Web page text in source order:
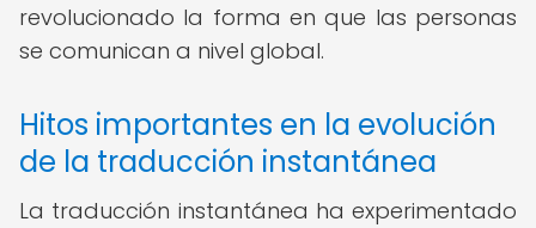
revolucionado la forma en que las personas
se comunican a nivel global.
Hitos importantes en la evolución
de la traducción instantánea
La traducción instantánea ha experimentado